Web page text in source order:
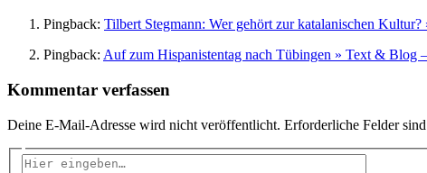
Pingback: Tilbert Stegmann: Wer gehört zur katalanischen
Pingback: Auf zum Hispanistentag nach Tübingen » Text & Blog
Kommentar verfassen
Deine E-Mail-Adresse wird nicht veröffentlicht. Erforderliche Felder
Hier